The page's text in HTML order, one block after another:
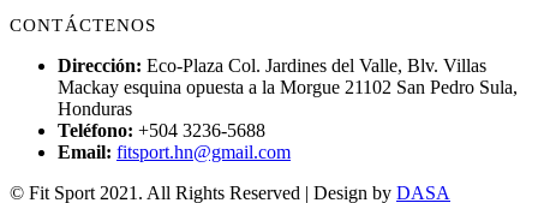
CONTÁCTENOS
Dirección: Eco-Plaza Col. Jardines del Valle, Blv. Villas
Mackay esquina opuesta a la Morgue 21102 San Pedro Sula,
Honduras
Teléfono: +504 3236-5688
Email: fitsport.hn@gmail.com
© Fit Sport 2021. All Rights Reserved | Design by DASA